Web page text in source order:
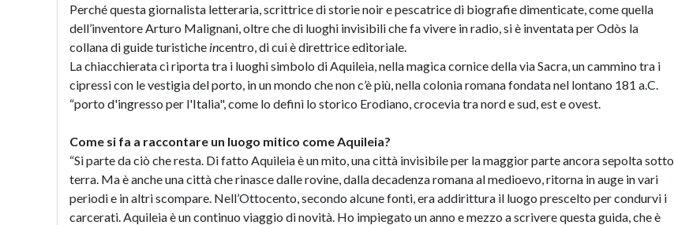
Perché questa giornalista letteraria, scrittrice di storie noir e pescatrice di biografie dimenticate, come quella
dell’inventore Arturo Malignani, oltre che di luoghi invisibili che fa vivere in radio, si è inventata per Odòs la
collana di guide turistiche incentro, di cui è direttrice editoriale.
La chiacchierata ci riporta tra i luoghi simbolo di Aquileia, nella magica cornice della via Sacra, un cammino tra i
cipressi con le vestigia del porto, in un mondo che non c’è più, nella colonia romana fondata nel lontano 181 a.C.
“porto d'ingresso per l'Italia", come lo definì lo storico Erodiano, crocevia tra nord e sud, est e ovest.
Come si fa a raccontare un luogo mitico come Aquileia?
“Si parte da ciò che resta. Di fatto Aquileia è un mito, una città invisibile per la maggior parte ancora sepolta sotto
terra. Ma è anche una città che rinasce dalle rovine, dalla decadenza romana al medioevo, ritorna in auge in vari
periodi e in altri scompare. Nell’Ottocento, secondo alcune fonti, era addirittura il luogo prescelto per condurvi i
carcerati. Aquileia è un continuo viaggio di novità. Ho impiegato un anno e mezzo a scrivere questa guida, che è